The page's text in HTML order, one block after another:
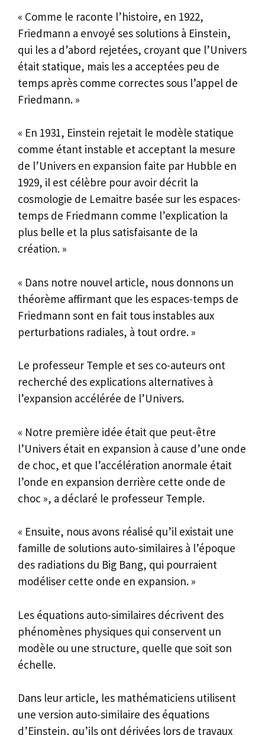
« Comme le raconte l’histoire, en 1922,
Friedmann a envoyé ses solutions à Einstein,
qui les a d’abord rejetées, croyant que l’Univers
était statique, mais les a acceptées peu de
temps après comme correctes sous l’appel de
Friedmann. »
« En 1931, Einstein rejetait le modèle statique
comme étant instable et acceptant la mesure
de l’Univers en expansion faite par Hubble en
1929, il est célèbre pour avoir décrit la
cosmologie de Lemaitre basée sur les espaces-
temps de Friedmann comme l’explication la
plus belle et la plus satisfaisante de la
création. »
« Dans notre nouvel article, nous donnons un
théorème affirmant que les espaces-temps de
Friedmann sont en fait tous instables aux
perturbations radiales, à tout ordre. »
Le professeur Temple et ses co-auteurs ont
recherché des explications alternatives à
l’expansion accélérée de l’Univers.
« Notre première idée était que peut-être
l’Univers était en expansion à cause d’une onde
de choc, et que l’accélération anormale était
l’onde en expansion derrière cette onde de
choc », a déclaré le professeur Temple.
« Ensuite, nous avons réalisé qu’il existait une
famille de solutions auto-similaires à l’époque
des radiations du Big Bang, qui pourraient
modéliser cette onde en expansion. »
Les équations auto-similaires décrivent des
phénomènes physiques qui conservent un
modèle ou une structure, quelle que soit son
échelle.
Dans leur article, les mathématiciens utilisent
une version auto-similaire des équations
d’Einstein, qu’ils ont dérivées lors de travaux